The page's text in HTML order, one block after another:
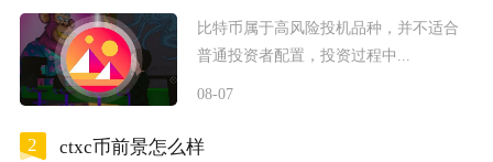
比特币属于高风险投机品种，并不适合
普通投资者配置，投资过程中...
08-07
2 ctxc币前景怎么样